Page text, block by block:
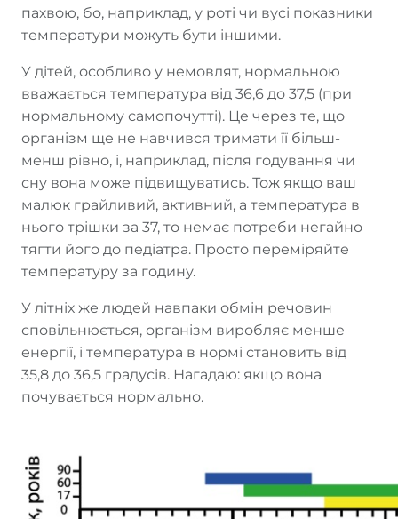
пахвою, бо, наприклад, у роті чи вусі показники
температури можуть бути іншими.
У дітей, особливо у немовлят, нормальною
вважається температура від 36,6 до 37,5 (при
нормальному самопочутті). Це через те, що
організм ще не навчився тримати її більш-
менш рівно, і, наприклад, після годування чи
сну вона може підвищуватись. Тож якщо ваш
малюк грайливий, активний, а температура в
нього трішки за 37, то немає потреби негайно
тягти його до педіатра. Просто переміряйте
температуру за годину.
У літніх же людей навпаки обмін речовин
сповільнюється, організм виробляє менше
енергії, і температура в нормі становить від
35,8 до 36,5 градусів. Нагадаю: якщо вона
почувається нормально.